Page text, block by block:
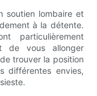
soutien lombaire et
à la détente.
particulièrement
de vous allonger
trouver la position
différentes envies,